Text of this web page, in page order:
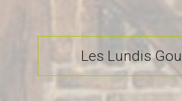
Les Lundis